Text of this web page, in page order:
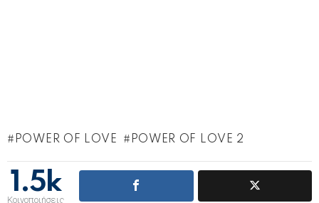
POWER OF LOVE POWER OF LOVE 2
1.5k
Κοινοποιήσεις